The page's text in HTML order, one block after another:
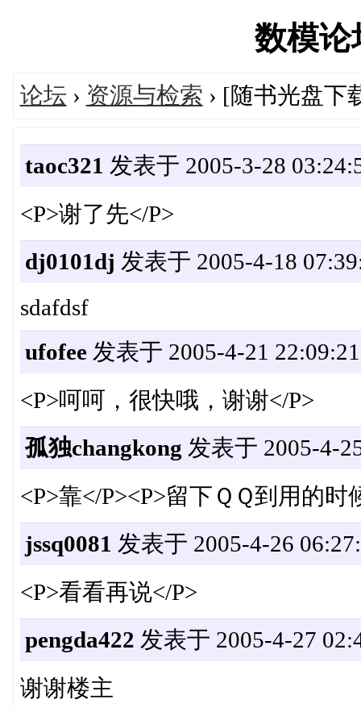
数模论
论坛 › 资源与检索 › [随书光盘下
taoc321 发表于 2005-3-28
<P>谢了先</P>
dj0101dj 发表于 2005-4-18
sdafdsf
ufofee发表于 2005-4-21 22:09:21
<P>呵呵，很快哦，谢谢</P>
孤独changkong 发表于 2005-4-
<P>靠</P><P>留下ＱＱ到用的时
jssq0081 发表于 2005-4-26
<P>看看再说</P>
pengda422 发表于 2005-4-27
谢谢楼主